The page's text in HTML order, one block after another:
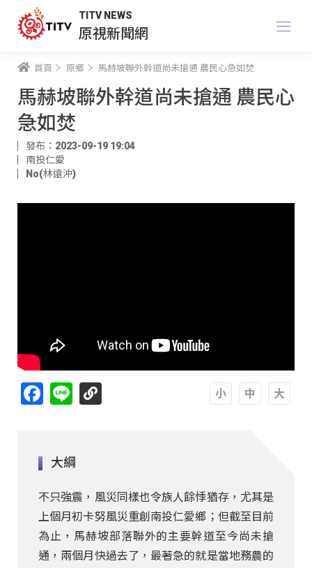
TITV NEWS
原視新聞網
首頁 原鄉 馬赫坡聯外幹道尚未搶通 農民心急如焚
馬赫坡聯外幹道尚未搶通 農民心
急如焚
發布：2023-09-19 19:04
南投仁愛
No(林遠沖)
Facebook
Line
大綱
不只強震，風災同樣也令族人餘悸猶存，尤其是
上個月初卡努風災重創南投仁愛鄉；但截至目前
為止，馬赫坡部落聯外的主要幹道至今尚未搶
通，兩個月快過去了，最著急的就是當地務農的